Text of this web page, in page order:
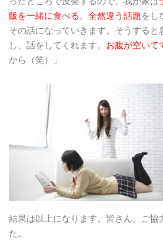
飯を一緒に食べる。 全然違う話題をし
その話になっていきます。そうする
し、話をしてくれます。 お腹が空いて
から（笑）」
結果は以上になります。皆さん、ご協
た。